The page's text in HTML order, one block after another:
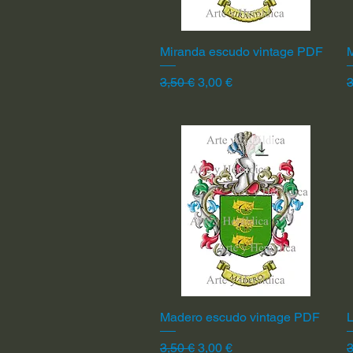
Vista rápida
Miranda escudo vintage PDF
Precio
3,50 € Precio de oferta
3,00 €
Vista rápida
Madero escudo vintage PDF
Precio
3,50 € Precio de oferta
3,00 €